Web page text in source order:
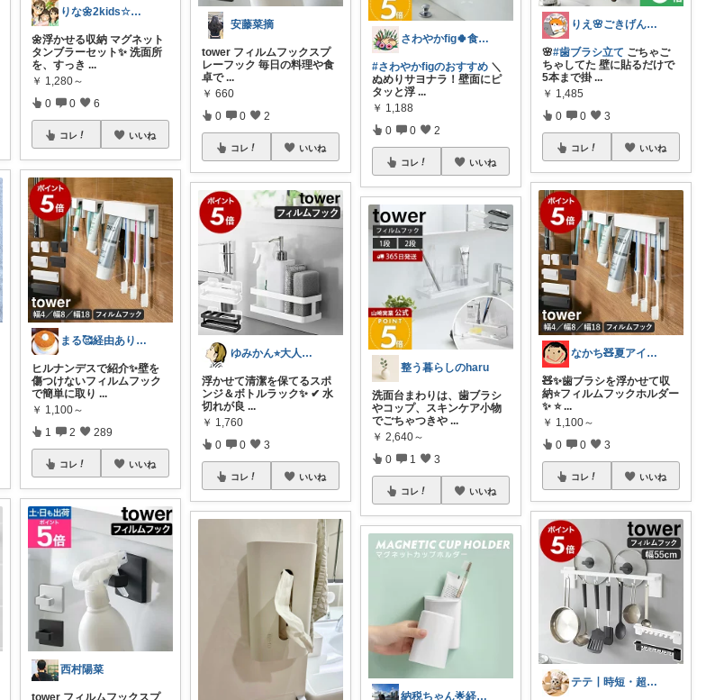
りな🌼2kids☆毎日をちょっと快適に
🌼浮かせる収納 マグネット
タンブラーセット✨ 洗面所
を、すっき ...
￥ 1,280～
0 0 6
コレ いいね
まる🥰経由ありがとうございます💕✨
ヒルナンデスで紹介✨️壁を
傷つけないフィルムフック
で簡単に取り ...
￥ 1,100～
1 2 289
コレ いいね
西村陽菜
tower フィルムフックスプ
安藤菜摘
tower フィルムフックスプ
レーフック 毎日の料理や食
卓で ...
￥ 660
0 0 2
コレ いいね
ゆみかん⭐︎大人の暮らし研究室
浮かせて清潔を保てるスポ
ンジ＆ボトルラック✨ ✔ 水
切れが良 ...
￥ 1,760
0 0 3
コレ いいね
さわやかfig🍀食と暮らしを楽しむ
#さわやかfigのおすすめ ＼
ぬめりサヨナラ！壁面にピ
タッと浮 ...
￥ 1,188
0 0 2
コレ いいね
整う暮らしのharu
洗面台まわりは、歯ブラシ
やコップ、スキンケア小物
でごちゃつきや ...
￥ 2,640～
0 1 3
コレ いいね
納税ちゃん🌟経由購入★
りえ🌸ごきげんな暮らし🏠🌿
🌸#歯ブラシ立て ごちゃご
ちゃしてた 壁に貼るだけで
5本まで掛 ...
￥ 1,485
0 0 3
コレ いいね
なかち🧸夏アイテム＆便利グッズ✨
🧸✨歯ブラシを浮かせて収
納⭐️フィルムフックホルダー
✨ ⭐️ ...
￥ 1,100～
0 0 3
コレ いいね
テテ┃時短・超便利キッチン用品＆生活雑貨